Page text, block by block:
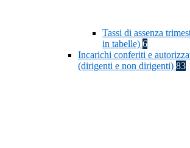
Tassi di assenza
in tabelle) 6
Incarichi conferiti e
(dirigenti e non dirigenti) 83